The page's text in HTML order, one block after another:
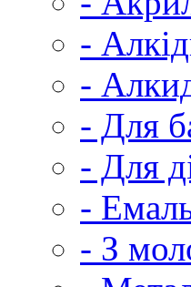
-
-
- Для
- Для
-
- З